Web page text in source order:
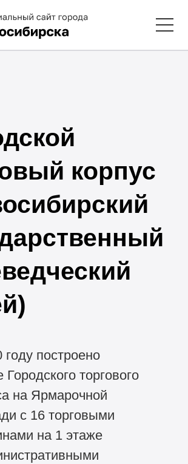
корпус
году построено
Городского торгового
на Ярмарочной
с 16 торговыми
на 1 этаже